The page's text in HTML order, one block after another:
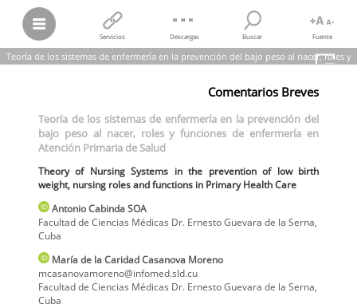
Servicios Descargas Buscar Fuente
Teoría de los sistemas de enfermería en la prevención del bajo peso al nacer, roles y
funciones de enfermería en Atención Primaria de Salud
Antonio Cabinda SOA; María de la Caridad Casanova Moreno; Inarvis
Teoría de los sistemas de enfermería en la prevención del bajo peso
al nacer, roles y funciones de enfermería en Atención Primaria de
nursing roles and functions in Primary Health Care
International Journal of Medical and Surgical Sciences,vol.8, núm. 1,
Universidad Autónoma de Chile
Comentarios Breves
Teoría de los sistemas de enfermería en la prevención del
bajo peso al nacer, roles y funciones de enfermería en
Atención Primaria de Salud
Theory of Nursing Systems in the prevention of low birth
weight, nursing roles and functions in Primary Health Care
AntonioCabinda SOA
Facultad de Ciencias Médicas Dr. Ernesto Guevara de la Serna,
Cuba
María de la CaridadCasanova Moreno
mcasanovamoreno@infomed.sld.cu
Facultad de Ciencias Médicas Dr. Ernesto Guevara de la Serna,
Cuba